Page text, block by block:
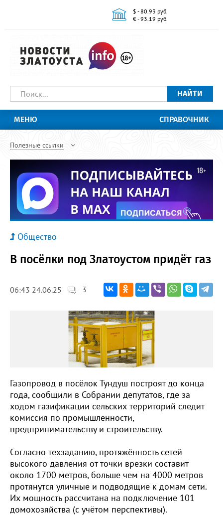
$ - 80.93 руб.
€ - 93.19 руб.
НАЙТИ
МЕНЮ СПРАВОЧНИК
Полезные ссылки
Общество
В посёлки под Златоустом придёт газ
06:43 24.06.25 3
Газопровод в посёлок Тундуш построят до конца
года, сообщили в Собрании депутатов, где за
ходом газификации сельских территорий следит
комиссия по промышленности,
предпринимательству и строительству.
Согласно техзаданию, протяжённость сетей
высокого давления от точки врезки составит
около 1700 метров, больше чем на 4000 метров
протянутся уличные и подводящие к домам сети.
Их мощность рассчитана на подключение 101
домохозяйства (с учётом перспективы).